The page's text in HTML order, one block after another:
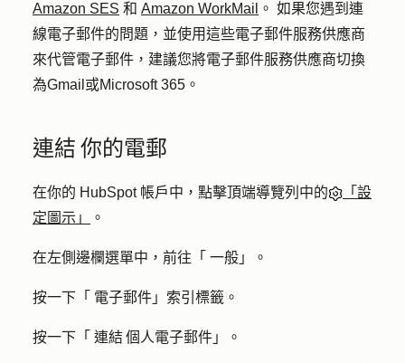
Amazon SES 和 Amazon WorkMail 。 如果您遇到連
線電子郵件的問題，並使用這些電子郵件服務供應商
來代管電子郵件，建議您將電子郵件服務供應商切換
為Gmail或Microsoft 365。
連結 你的電郵
在你的 HubSpot 帳戶中，點擊頂端導覽列中的
「設
定圖示」
。
在左側邊欄選單中，前往「 一般 」。
按一下「 電子郵件 」索引標籤。
按一下「 連結 個人電子郵件 」。